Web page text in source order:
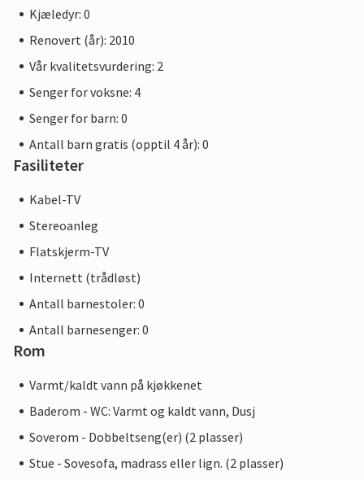
Kjæledyr: 0
Renovert (år): 2010
Vår kvalitetsvurdering: 2
Senger for voksne: 4
Senger for barn: 0
Antall barn gratis (opptil 4 år): 0
Fasiliteter
Kabel-TV
Stereoanleg
Flatskjerm-TV
Internett (trådløst)
Antall barnestoler: 0
Antall barnesenger: 0
Rom
Varmt/kaldt vann på kjøkkenet
Baderom - WC: Varmt og kaldt vann, Dusj
Soverom - Dobbeltseng(er) (2 plasser)
Stue - Sovesofa, madrass eller lign. (2 plasser)